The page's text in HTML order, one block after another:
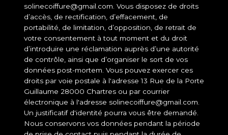
solinecoiffure@gmail.com. Vous disposez de droits
d’accès, de rectification, d’effacement, de
portabilité, de limitation, d’opposition, de retrait de
votre consentement à tout moment et du droit
d’introduire une réclamation auprès d’une autorité
de contrôle, ainsi que d’organiser le sort de vos
données post-mortem. Vous pouvez exercer ces
droits par voie postale à l'adresse 13 Rue de la Porte
Guillaume 28000 Chartres ou par courrier
électronique à l'adresse solinecoiffure@gmail.com.
Un justificatif d'identité pourra vous être demandé.
Nous conservons vos données pendant la période